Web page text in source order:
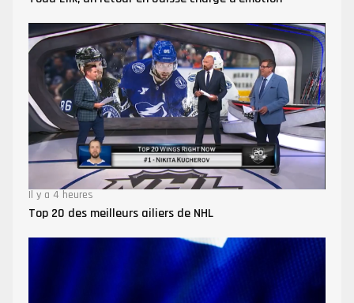
Il y a 4 heures
Top 20 des meilleurs ailiers de NHL